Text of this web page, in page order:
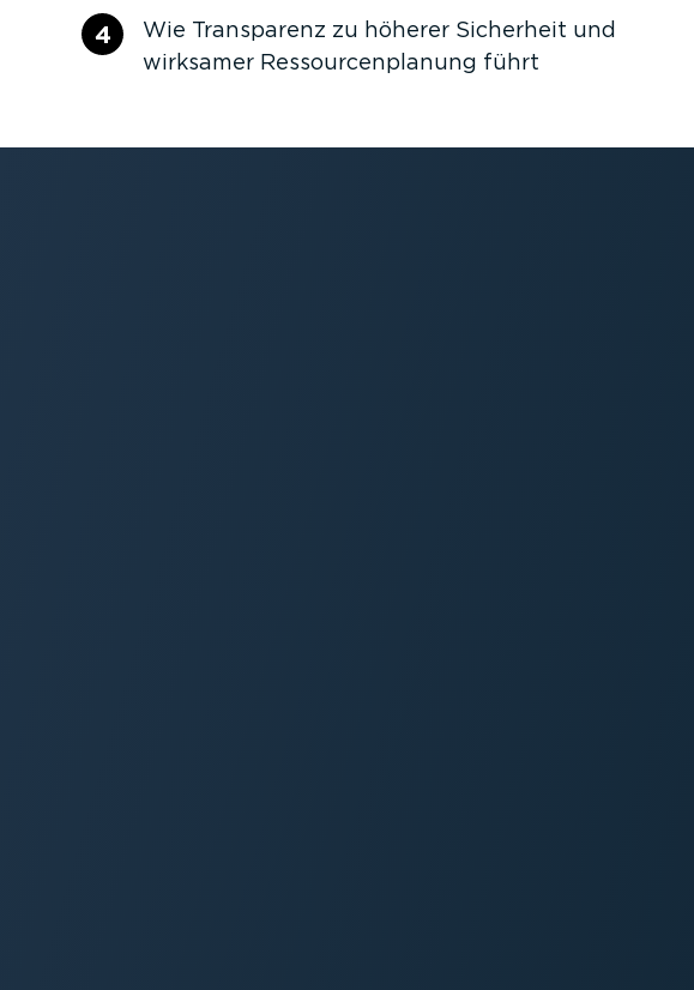
4
Wie Transparenz zu höherer Sicherheit und
wirksamer Ressourcenplanung führt